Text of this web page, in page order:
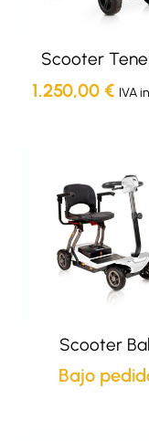
Scooter
1.250,00 € IVA
Scooter
Bajo